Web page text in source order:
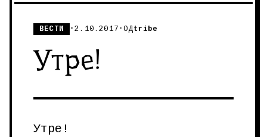
ВЕСТИ •2.10.2017 •ОДtribe
Утре!
Утре!